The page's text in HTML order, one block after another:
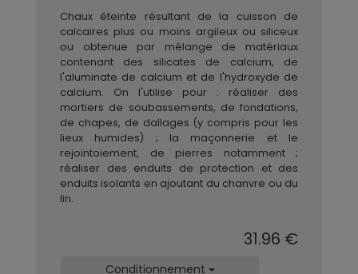
Chaux éteinte résultant de la cuisson de
calcaires plus ou moins argileux ou siliceux
ou obtenue par mélange de matériaux
contenant des silicates de calcium, de
l'aluminate de calcium et de l'hydroxyde de
calcium. On l'utilise pour : réaliser des
mortiers de soubassements, de fondations,
de chapes, de dallages (y compris pour les
lieux humides) ; la maçonnerie et le
rejointoiement, de pierres notamment ;
réaliser des enduits de protection et des
enduits isolants en ajoutant du chanvre ou du
lin.
31.96 €
Conditionnement